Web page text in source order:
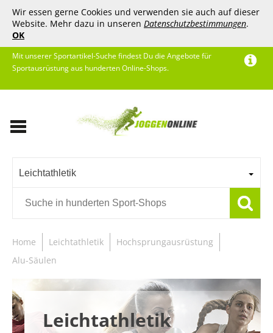
Wir essen gerne Cookies und verwenden sie auch auf dieser
Website. Mehr dazu in unseren Datenschutzbestimmungen.
OK
Mit unserer Sportartikel-Suche findest Du die Angebote für
Sportausrüstung aus hunderten Online-Shops.
Leichtathletik
Home Leichtathletik
Hochsprungausrüstung
Alu-Säulen
Leichtathletik